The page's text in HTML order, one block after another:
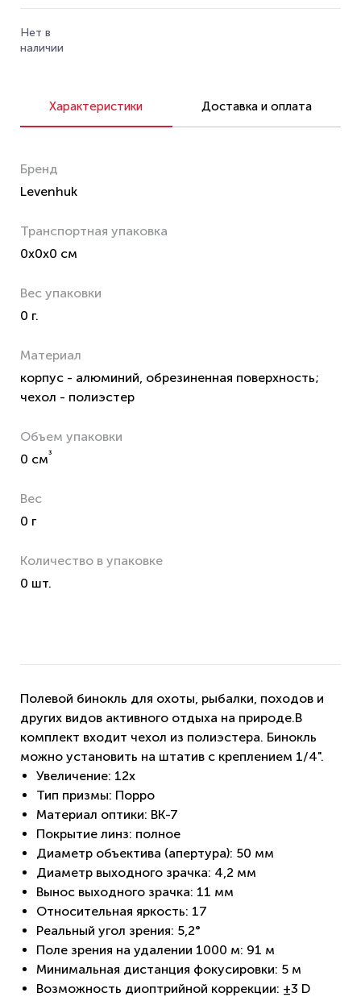
Нет в
наличии
Характеристики Доставка и оплата
Бренд
Levenhuk
Транспортная упаковка
0x0x0 см
Вес упаковки
0 г.
Материал
корпус - алюминий, обрезиненная поверхность;
чехол - полиэстер
Объем упаковки
0 см³
Вес
0 г
Количество в упаковке
0 шт.
Полевой бинокль для охоты, рыбалки, походов и
других видов активного отдыха на природе.В
комплект входит чехол из полиэстера. Бинокль
можно установить на штатив с креплением 1/4".
Увеличение: 12x
Тип призмы: Порро
Материал оптики: BK-7
Покрытие линз: полное
Диаметр объектива (апертура): 50 мм
Диаметр выходного зрачка: 4,2 мм
Вынос выходного зрачка: 11 мм
Относительная яркость: 17
Реальный угол зрения: 5,2°
Поле зрения на удалении 1000 м: 91 м
Минимальная дистанция фокусировки: 5 м
Возможность диоптрийной коррекции: ±3 D